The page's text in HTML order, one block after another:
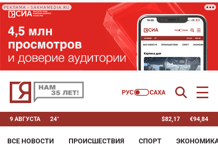
РЕКЛАМА • SAKHAMEDIA.RU
9 АВГУСТА 24° $82,17 €94,84
ВСЕ НОВОСТИ ПРОИСШЕСТВИЯ СПОРТ